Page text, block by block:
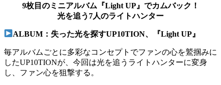
9枚目のミニアルバム『Light UP』でカムバック！
光を追う7人のライトハンター
ALBUM：失った光を探すUP10TION、『Light UP』
毎アルバムごとに多彩なコンセプトでファンの心を鷲掴みに
したUP10TIONが、今回は光を追うライトハンターに変身
し、ファン心を狙撃する。